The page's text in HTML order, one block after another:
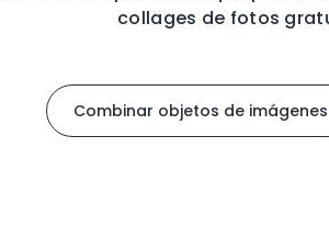
collages de fotos
Combinar objetos de imágenes